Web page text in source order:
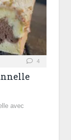
4
avec